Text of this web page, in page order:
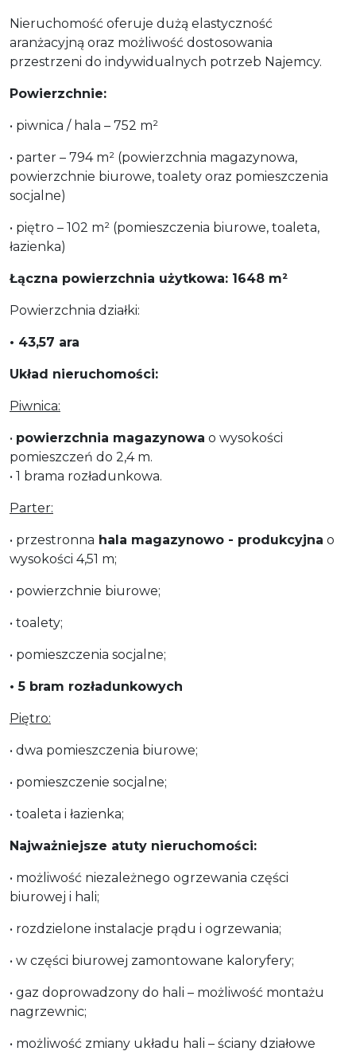
Nieruchomość oferuje dużą elastyczność
aranżacyjną oraz możliwość dostosowania
przestrzeni do indywidualnych potrzeb Najemcy.
Powierzchnie:
• piwnica / hala – 752 m²
• parter – 794 m² (powierzchnia magazynowa,
powierzchnie biurowe, toalety oraz pomieszczenia
socjalne)
• piętro – 102 m² (pomieszczenia biurowe, toaleta,
łazienka)
Łączna powierzchnia użytkowa: 1648 m²
Powierzchnia działki:
• 43,57 ara
Układ nieruchomości:
Piwnica:
• powierzchnia magazynowa o wysokości
pomieszczeń do 2,4 m.
• 1 brama rozładunkowa.
Parter:
• przestronna hala magazynowo - produkcyjna o
wysokości 4,51 m;
• powierzchnie biurowe;
• toalety;
• pomieszczenia socjalne;
• 5 bram rozładunkowych
Piętro:
• dwa pomieszczenia biurowe;
• pomieszczenie socjalne;
• toaleta i łazienka;
Najważniejsze atuty nieruchomości:
• możliwość niezależnego ogrzewania części
biurowej i hali;
• rozdzielone instalacje prądu i ogrzewania;
• w części biurowej zamontowane kaloryfery;
• gaz doprowadzony do hali – możliwość montażu
nagrzewnic;
• możliwość zmiany układu hali – ściany działowe